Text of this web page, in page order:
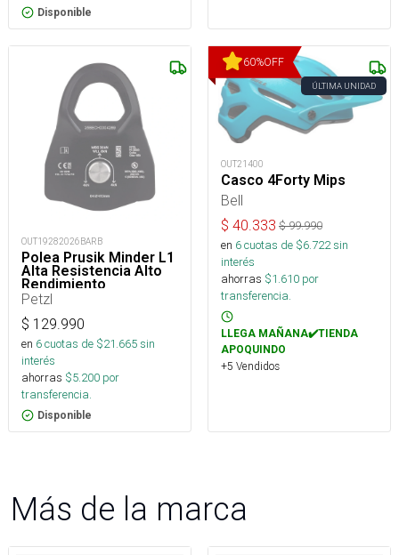
Disponible
OUT19282026BARB
Polea Prusik Minder L1
Alta Resistencia Alto
Rendimiento
Petzl
$ 129.990
en 6cuotas de $21.665sin
interés
ahorras $5.200 por
transferencia.
Disponible
60%OFF
ÚLTIMA UNIDAD
OUT21400
Casco 4Forty Mips
Bell
$ 40.333 $99.990
en 6cuotas de $6.722sin
interés
ahorras $1.610 por
transferencia.
LLEGA MAÑANA✔️TIENDA
APOQUINDO
+5 Vendidos
Más de la marca